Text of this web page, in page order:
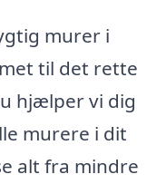
murer i
til det rette
hjælper vi dig
murere i dit
alt fra mindre